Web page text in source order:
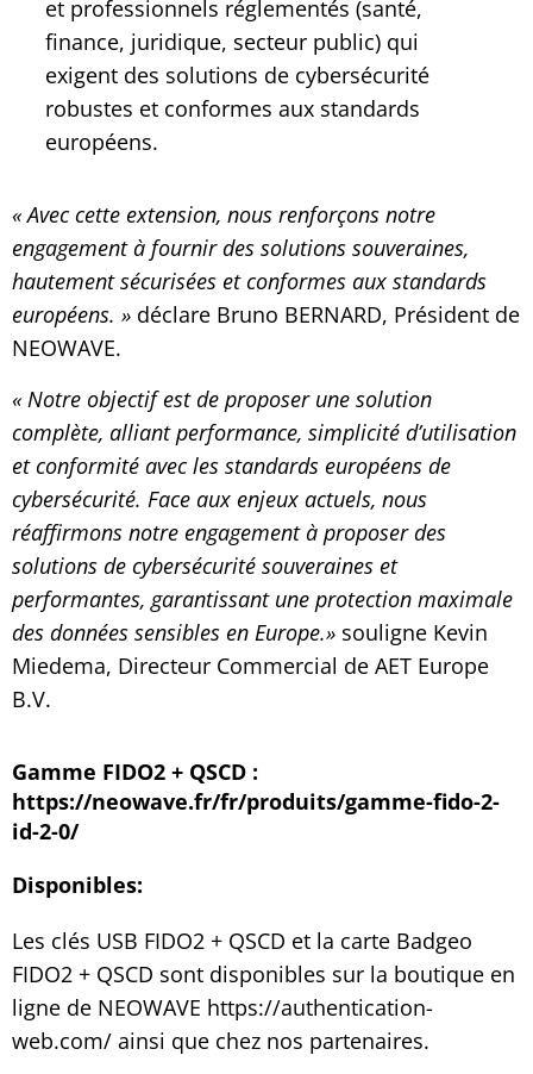
et professionnels réglementés (santé,
finance, juridique, secteur public) qui
exigent des solutions de cybersécurité
robustes et conformes aux standards
européens.
« Avec cette extension, nous renforçons notre
engagement à fournir des solutions souveraines,
hautement sécurisées et conformes aux standards
européens. » déclare Bruno BERNARD, Président de
NEOWAVE.
« Notre objectif est de proposer une solution
complète, alliant performance, simplicité d’utilisation
et conformité avec les standards européens de
cybersécurité. Face aux enjeux actuels, nous
réaffirmons notre engagement à proposer des
solutions de cybersécurité souveraines et
performantes, garantissant une protection maximale
des données sensibles en Europe.» souligne Kevin
Miedema, Directeur Commercial de AET Europe
B.V.
Gamme FIDO2 + QSCD :
https://neowave.fr/fr/produits/gamme-fido-2-
id-2-0/
Disponibles:
Les clés USB FIDO2 + QSCD et la carte Badgeo
FIDO2 + QSCD sont disponibles sur la boutique en
ligne de NEOWAVE https://authentication-
web.com/ ainsi que chez nos partenaires.